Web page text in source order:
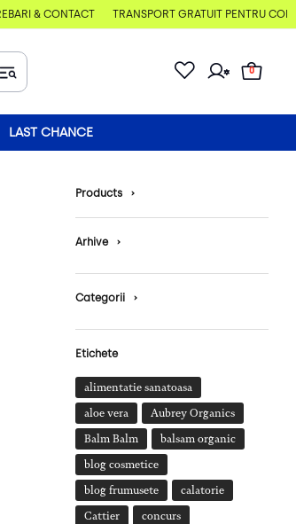
& CONTACT TRANSPORT GRATUIT PENTRU
0
LAST CHANCE
Products ›
Arhive ›
Categorii ›
Etichete
alimentatie sanatoasa
aloe vera Aubrey Organics
Balm Balm balsam organic
blog cosmetice
blog frumusete calatorie
Cattier concurs